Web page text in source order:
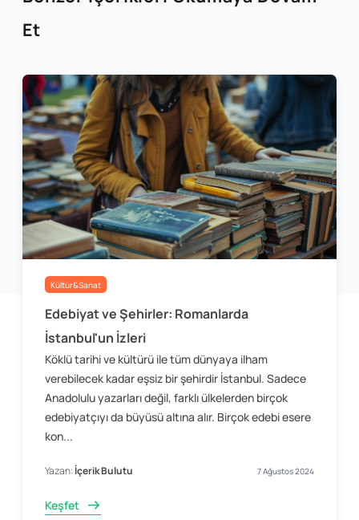
Et
Kültür&Sanat
Edebiyat ve Şehirler: Romanlarda
İstanbul'un İzleri
Köklü tarihi ve kültürü ile tüm dünyaya ilham
verebilecek kadar eşsiz bir şehirdir İstanbul. Sadece
Anadolulu yazarları değil, farklı ülkelerden birçok
edebiyatçıyı da büyüsü altına alır. Birçok edebi esere
kon...
Yazan:İçerik Bulutu 7 Ağustos 2024
Keşfet